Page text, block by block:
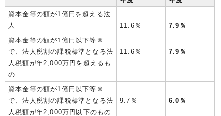
資本金等の額が1億円を超える法
人
11.6％
7.9％
資本金等の額が1億円以下等※
で、法人税割の課税標準となる法
人税額が年2,000万円を超えるも
の
11.6％ 7.9％
資本金等の額が1億円以下等※
で、法人税割の課税標準となる法
人税額が年2,000万円以下のもの
9.7％ 6.0％